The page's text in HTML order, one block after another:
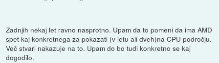
Zadnjih nekaj let ravno nasprotno. Upam da to pomeni da ima AMD
spet kaj konkretnega za pokazati (v letu ali dveh)na CPU področju.
Več stvari nakazuje na to. Upam do bo tudi konkretno se kaj
dogodilo.